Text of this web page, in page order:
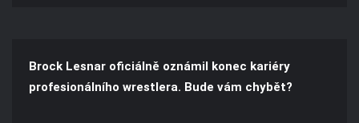
Brock Lesnar oficiálně oznámil konec kariéry
profesionálního wrestlera. Bude vám chybět?